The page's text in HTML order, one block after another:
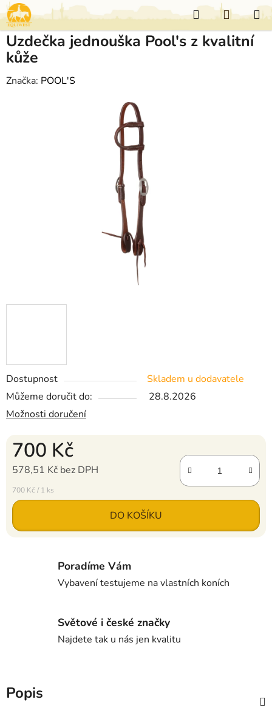
Přejít
na
obsah
Hledat
KOŠÍK
Dostupnost
Skladem u dodavatele
Můžeme doručit do:
28.8.2026
Možnosti doručení
700 Kč
578,51 Kč bez DPH
Měrná cena:
700 Kč / 1 ks
DO KOŠÍKU
Uzdečka jednouška Pool's z kvalitní
kůže
Značka: POOL'S
Poradíme Vám
Vybavení testujeme na vlastních koních
Světové i české značky
Najdete tak u nás jen kvalitu
Popis